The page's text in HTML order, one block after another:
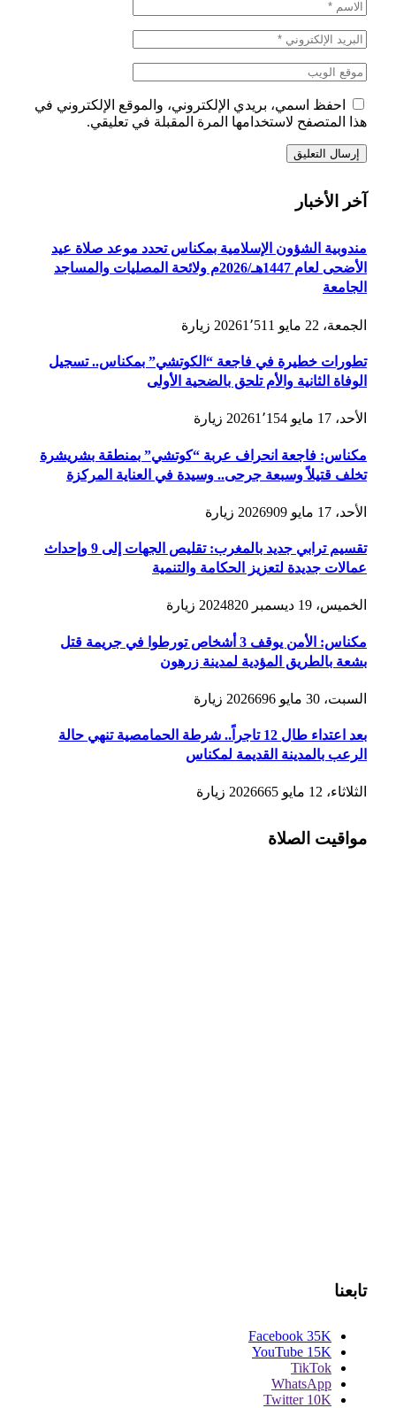
احفظ اسمي، بريدي الإلكتروني، والموقع الإلكتروني في
هذا المتصفح لاستخدامها المرة المقبلة في تعليقي.
آخر الأخبار
مندوبية الشؤون الإسلامية بمكناس تحدد موعد صلاة عيد
الأضحى لعام 1447هـ/2026م ولائحة المصليات والمساجد
الجامعة
الجمعة، 22 مايو 2026 1٬511 زيارة
تطورات خطيرة في فاجعة “الكوتشي” بمكناس.. تسجيل
الوفاة الثانية والأم تلحق بالضحية الأولى
الأحد، 17 مايو 2026 1٬154 زيارة
مكناس: فاجعة انحراف عربة “كوتشي” بمنطقة بشريشرة
تخلف قتيلاً وسبعة جرحى.. وسيدة في العناية المركزة
الأحد، 17 مايو 2026 909 زيارة
تقسيم ترابي جديد بالمغرب: تقليص الجهات إلى 9 وإحداث
عمالات جديدة لتعزيز الحكامة والتنمية
الخميس، 19 ديسمبر 2024 820 زيارة
مكناس: الأمن يوقف 3 أشخاص تورطوا في جريمة قتل
بشعة بالطريق المؤدية لمدينة زرهون
السبت، 30 مايو 2026 696 زيارة
بعد اعتداء طال 12 تاجراً.. شرطة الحمامصية تنهي حالة
الرعب بالمدينة القديمة لمكناس
الثلاثاء، 12 مايو 2026 665 زيارة
مواقيت الصلاة
تابعنا
Facebook 35K
YouTube 15K
TikTok
WhatsApp
Twitter 10K